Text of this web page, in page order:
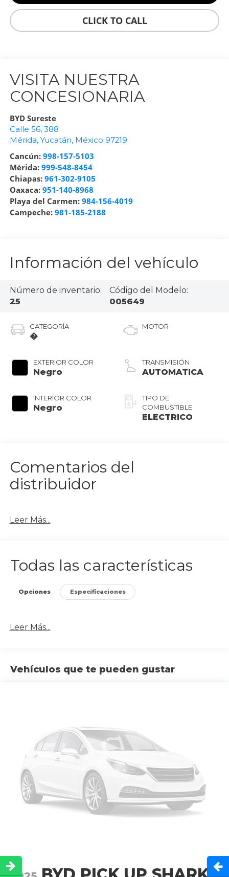
CLICK TO CALL
VISITA NUESTRA
CONCESIONARIA
BYD Sureste
Calle 56, 388
Mérida, Yucatán, México 97219
Cancún: 998-157-5103
Mérida: 999-548-8454
Chiapas: 961-302-9105
Oaxaca: 951-140-8968
Playa del Carmen: 984-156-4019
Campeche: 981-185-2188
Información del vehículo
Número de inventario:
25
Código del Modelo:
005649
CATEGORÍA
�
EXTERIOR COLOR
Negro
INTERIOR COLOR
Negro
MOTOR
TRANSMISIÓN
AUTOMATICA
TIPO DE
COMBUSTIBLE
ELECTRICO
Comentarios del
distribuidor
Leer Más...
Todas las características
Opciones Especificaciones
Leer Más...
Vehículos que te pueden gustar